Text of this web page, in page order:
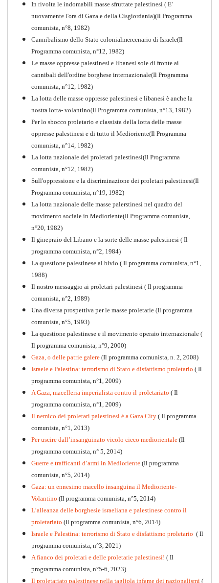
Perchè la Russia non era
comunista
Quaderno n°10
1917-2017 Ieri Oggi Domani
PDF Quaderno n°9
Per la difesa intransigente
In rivolta le indomabili masse sfruttate palestinesi ( E'
nuovamente l'ora di Gaza e della Cisgiordania)(Il Programma
comunista, n°8, 1982)
Cannibalismo dello Stato colonialmercenario di Israele(Il
Programma comunista, n°12, 1982)
Le masse oppresse palestinesi e libanesi sole di fronte ai
cannibali dell'ordine borghese internazionale(Il Programma
comunista, n°12, 1982)
La lotta delle masse oppresse palestinesi e libanesi è anche la
nostra lotta- volantino(Il Programma comunista, n°13, 1982)
Per lo sbocco proletario e classista della lotta delle masse
oppresse palestinesi e di tutto il Medioriente(Il Programma
comunista, n°14, 1982)
La lotta nazionale dei proletari palestinesi(Il Programma
comunista, n°12, 1982)
Sull'oppressione e la discriminazione dei proletari palestinesi(Il
Programma comunista, n°19, 1982)
La lotta nazionale delle masse palerstinesi nel quadro del
movimento sociale in Medioriente(Il Programma comunista,
n°20, 1982)
Il ginepraio del Libano e la sorte delle masse palestinesi ( Il
programma comunista, n°2, 1984)
La questione palestinese al bivio ( Il programma comunista, n°1,
1988)
Il nostro messaggio ai proletari palestinesi ( Il programma
comunista, n°2, 1989)
Una diversa prospettiva per le masse proletarie (Il programma
comunista, n°5, 1993)
La questione palestinese e il movimento operaio internazionale (
Il programma comunista, n°9, 2000)
Gaza, o delle patrie galere (Il programma comunista, n. 2, 2008)
Israele e Palestina: terrorismo di Stato e disfattismo proletario ( Il
programma comunista, n°1, 2009)
A Gaza, macelleria imperialista contro il proletariato ( Il
programma comunista, n°1, 2009)
Il nemico dei proletari palestinesi è a Gaza City ( Il programma
comunista, n°1, 2013)
Per uscire dall’insanguinato vicolo cieco mediorientale (Il
programma comunista, n° 5, 2014)
Guerre e trafficanti d’armi in Medioriente (Il programma
comunista, n°5, 2014)
Gaza: un ennesimo macello insanguina il Medioriente-
Volantino (Il programma comunista, n°5, 2014)
L’alleanza delle borghesie israeliana e palestinese contro il
proletariato (Il programma comunista, n°6, 2014)
Israele e Palestina: terrorismo di Stato e disfattismo proletario ( Il
programma comunista, n°3, 2021)
A fianco dei proletari e delle proletarie palestinesi! ( Il
programma comunista, n°5-6, 2023)
Il proletariato palestinese nella tagliola infame dei nazionalismi (